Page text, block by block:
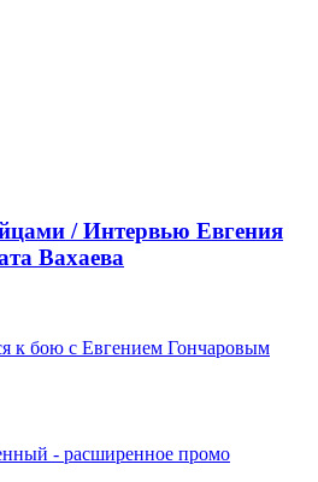
/ Интервью Евгения
Вахаева
к бою с Евгением Гончаровым
- расширенное промо